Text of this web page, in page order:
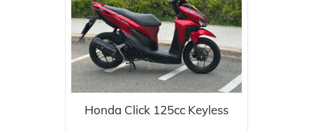
Honda Click 125cc Keyless